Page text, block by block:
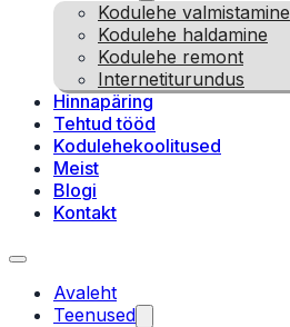
Kodulehe valmistamine
Kodulehe haldamine
Kodulehe remont
Internetiturundus
Hinnapäring
Tehtud tööd
Kodulehekoolitused
Meist
Blogi
Kontakt
Avaleht
Teenused